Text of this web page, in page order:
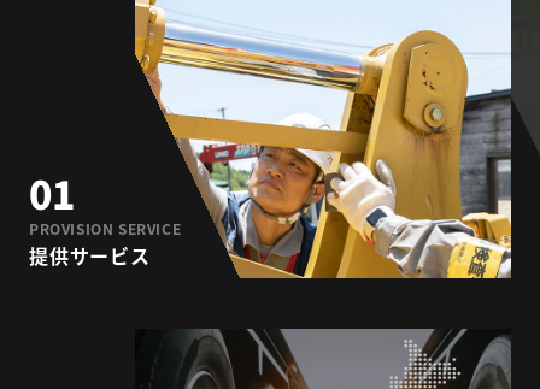
01
PROVISION SERVICE
提供サービス